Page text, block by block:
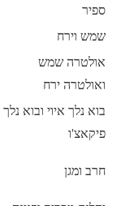
ספיר
שמש וירח
אולטרה שמש
ואולטרה ירח
בוא נלך איוי ובוא נלך
פיקאצ'ו
חרב ומגן